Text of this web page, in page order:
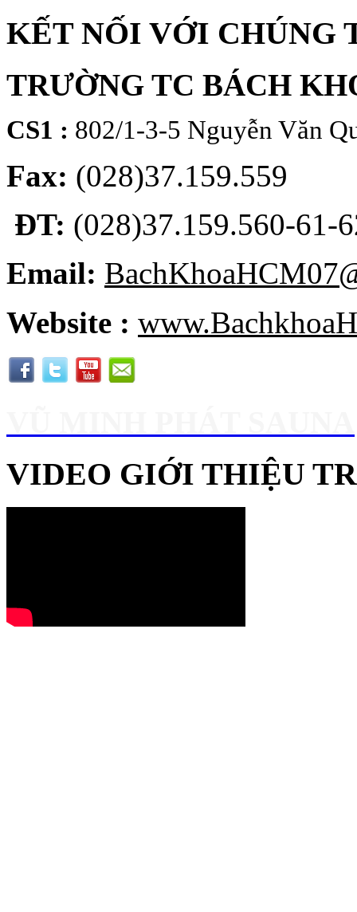
KẾT NỐI VỚI CHÚNG
TRƯỜNG TC BÁCH
CS1 : 802/1-3-5 Nguyễn Văn
Fax: (028)37.159.559
ĐT: (028)37.159.560-61-
Email:
Website :
VIDEO GIỚI THIỆU